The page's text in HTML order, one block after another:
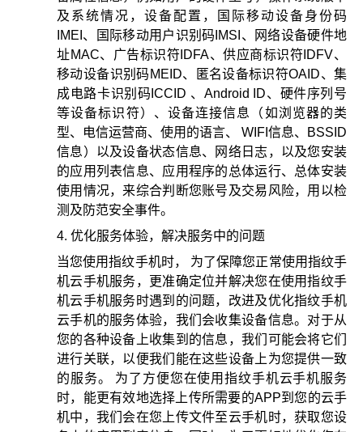
及系统情况，设备配置，国际移动设备身份码
IMEI、国际移动用户识别码IMSI、网络设备硬件地
址MAC、广告标识符IDFA、供应商标识符IDFV、
移动设备识别码MEID、匿名设备标识符OAID、集
成电路卡识别码ICCID 、Android ID、硬件序列号
等设备标识符）、设备连接信息（如浏览器的类
型、电信运营商、使用的语言、 WIFI信息、BSSID
信息）以及设备状态信息、网络日志，以及您安装
的应用列表信息、应用程序的总体运行、总体安装
使用情况，来综合判断您账号及交易风险，用以检
测及防范安全事件。
优化服务体验，解决服务中的问题
当您使用指纹手机时， 为了保障您正常使用指纹手
机云手机服务，更准确定位并解决您在使用指纹手
机云手机服务时遇到的问题，改进及优化指纹手机
云手机的服务体验，我们会收集设备信息。对于从
您的各种设备上收集到的信息，我们可能会将它们
进行关联，以便我们能在这些设备上为您提供一致
的服务。 为了方便您在使用指纹手机云手机服务
时，能更有效地选择上传所需要的APP到您的云手
机中，我们会在您上传文件至云手机时，获取您设